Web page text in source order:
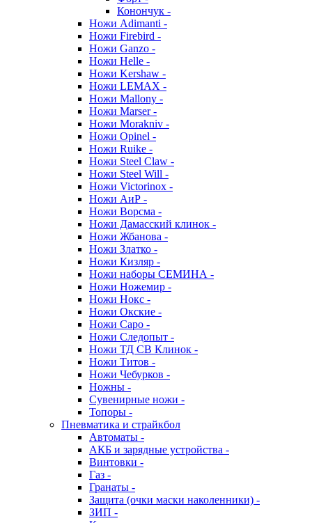
Конончук -
Ножи Adimanti -
Ножи Firebird -
Ножи Ganzo -
Ножи Helle -
Ножи Kershaw -
Ножи LEMAX -
Ножи Mallony -
Ножи Marser -
Ножи Morakniv -
Ножи Opinel -
Ножи Ruike -
Ножи Steel Claw -
Ножи Steel Will -
Ножи Victorinox -
Ножи АиР -
Ножи Ворсма -
Ножи Дамасский клинок -
Ножи Жбанова -
Ножи Златко -
Ножи Кизляр -
Ножи наборы СЕМИНА -
Ножи Ножемир -
Ножи Нокс -
Ножи Окские -
Ножи Саро -
Ножи Следопыт -
Ножи ТД СВ Клинок -
Ножи Титов -
Ножи Чебурков -
Ножны -
Сувенирные ножи -
Топоры -
Пневматика и страйкбол
Автоматы -
АКБ и зарядные устройства -
Винтовки -
Газ -
Гранаты -
Защита (очки маски наколенники) -
ЗИП -